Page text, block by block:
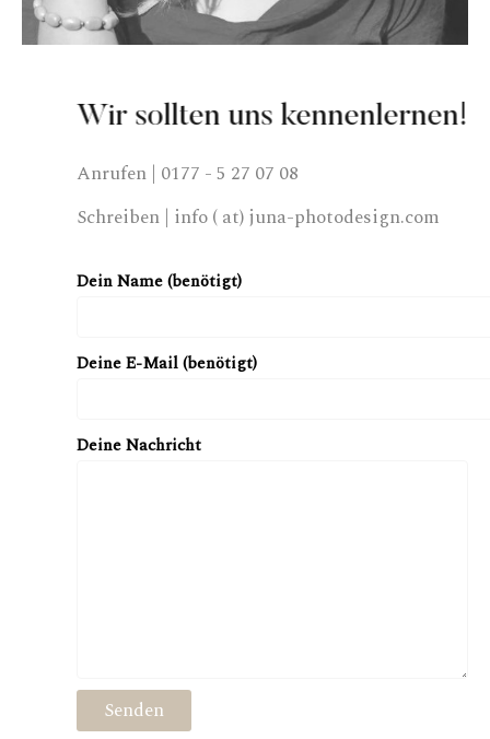
Wir sollten uns kennenlernen!
Anrufen | 0177 - 5 27 07 08
Schreiben | info ( at) juna-photodesign.com
Dein Name (benötigt)
Deine E-Mail (benötigt)
Deine Nachricht